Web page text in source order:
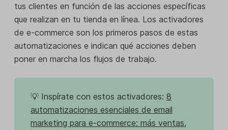
tus clientes en función de las acciones específicas
que realizan en tu tienda en línea. Los activadores
de e-commerce son los primeros pasos de estas
automatizaciones e indican qué acciones deben
poner en marcha los flujos de trabajo.
💡 Inspírate con estos activadores: 8
automatizaciones esenciales de email
marketing para e-commerce: más ventas,